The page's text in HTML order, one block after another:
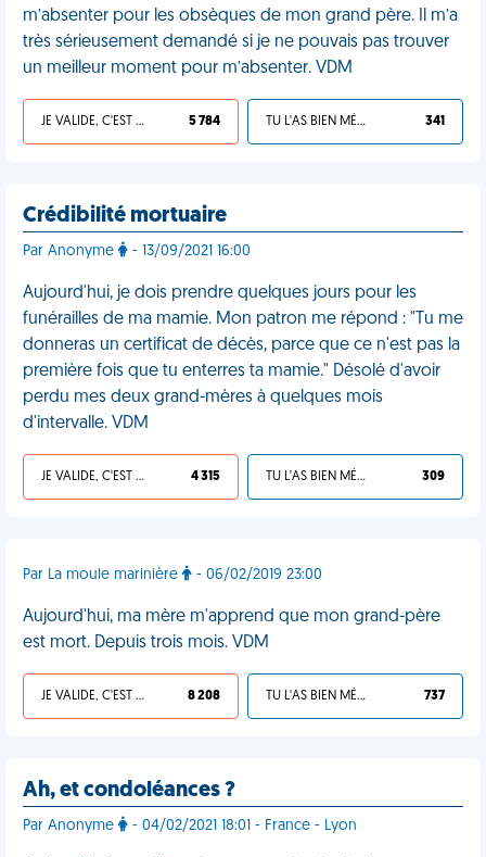
m’absenter pour les obsèques de mon grand père. Il m’a
très sérieusement demandé si je ne pouvais pas trouver
un meilleur moment pour m’absenter. VDM
JE VALIDE, C'EST UNE VDM 5 784 TU L'AS BIEN MÉRITÉ 341
Crédibilité mortuaire
Par Anonyme - 13/09/2021 16:00
Aujourd'hui, je dois prendre quelques jours pour les
funérailles de ma mamie. Mon patron me répond : "Tu me
donneras un certificat de décès, parce que ce n'est pas la
première fois que tu enterres ta mamie." Désolé d'avoir
perdu mes deux grand-mères à quelques mois
d'intervalle. VDM
JE VALIDE, C'EST UNE VDM 4 315 TU L'AS BIEN MÉRITÉ 309
Par La moule marinière - 06/02/2019 23:00
Aujourd'hui, ma mère m'apprend que mon grand-père
est mort. Depuis trois mois. VDM
JE VALIDE, C'EST UNE VDM 8 208 TU L'AS BIEN MÉRITÉ 737
Ah, et condoléances ?
Par Anonyme - 04/02/2021 18:01 - France - Lyon